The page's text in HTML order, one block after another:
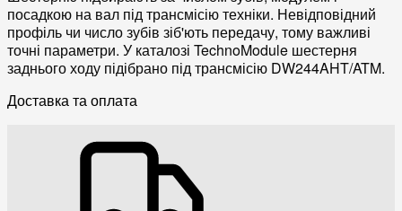
посадкою на вал під трансмісію техніки. Невідповідний
профіль чи число зубів зіб'ють передачу, тому важливі
точні параметри. У каталозі TechnoModule шестерня
заднього ходу підібрано під трансмісію DW244AHT/ATM.
Доставка та оплата